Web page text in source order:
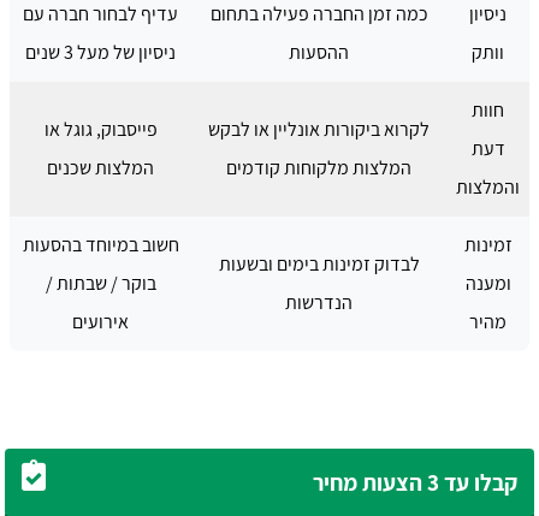
ניסיון
וותק
כמה זמן החברה פעילה בתחום
ההסעות
עדיף לבחור חברה עם
ניסיון של מעל 3 שנים
חוות
דעת
והמלצות
לקרוא ביקורות אונליין או לבקש
המלצות מלקוחות קודמים
פייסבוק, גוגל או
המלצות שכנים
זמינות
ומענה
מהיר
לבדוק זמינות בימים ובשעות
הנדרשות
חשוב במיוחד בהסעות
בוקר / שבתות /
אירועים
קבלו עד 3 הצעות מחיר